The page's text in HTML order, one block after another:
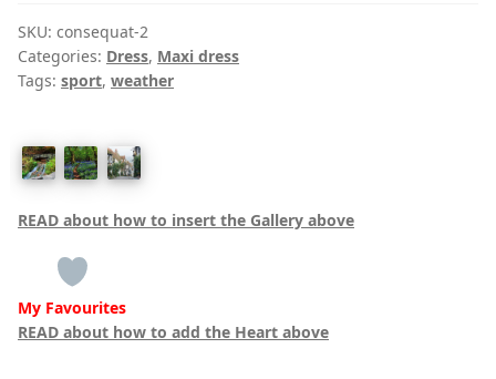
Skater
Cocktail
Dress
SKU: consequat-2
Categories: Dress, Maxi dress
Tags: sport, weather
READ about how to insert the Gallery above
My Favourites
READ about how to add the Heart above